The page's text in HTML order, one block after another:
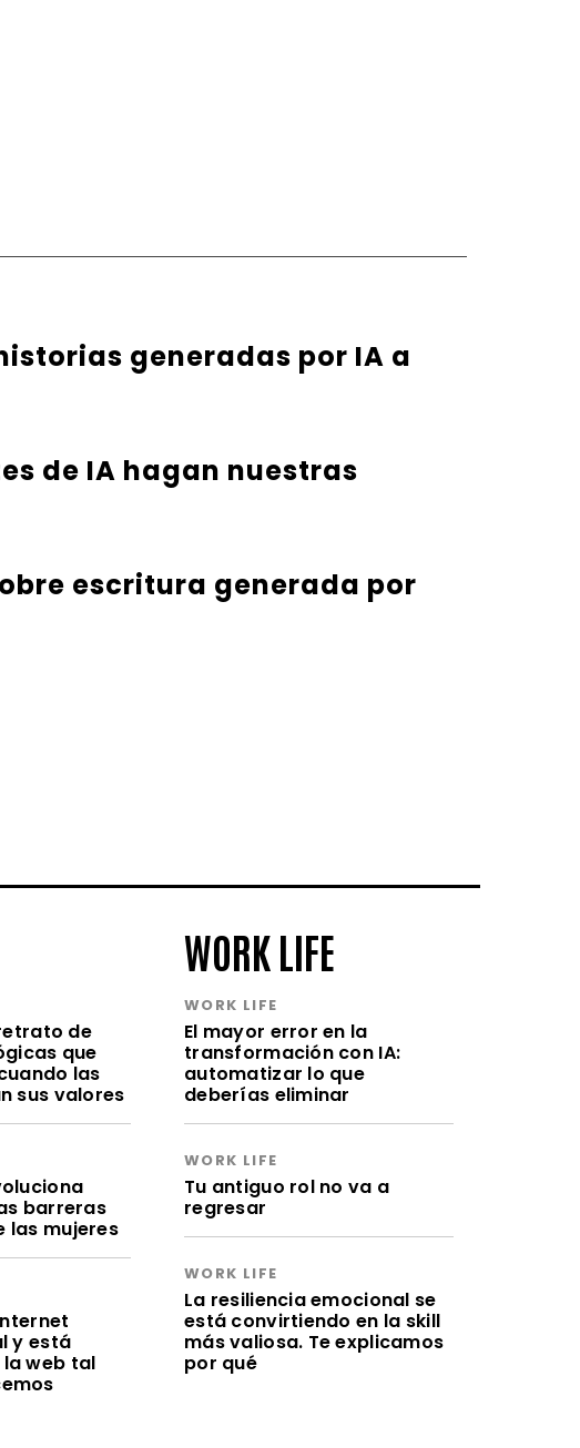
generadas por IA a
de IA hagan nuestras
escritura generada por
retrato de
que
las
sus valores
barreras
las mujeres
y está
web tal
WORK LIFE
WORK LIFE
El mayor error en la
transformación con IA:
automatizar lo que
deberías eliminar
WORK LIFE
Tu antiguo rol no va a
regresar
WORK LIFE
La resiliencia emocional se
está convirtiendo en la skill
más valiosa. Te explicamos
por qué